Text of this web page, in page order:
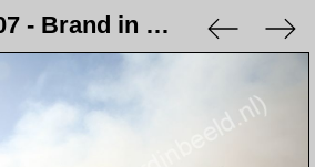
31 juli 2007 - Brand in de loodsen Veem & Factor